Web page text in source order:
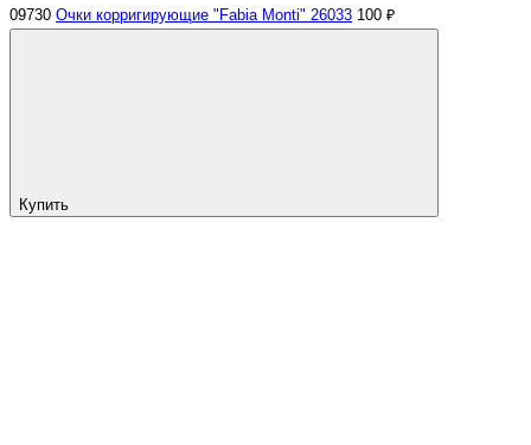
09730 Очки корригирующие "Fabia Monti" 26033 100 ₽
Купить